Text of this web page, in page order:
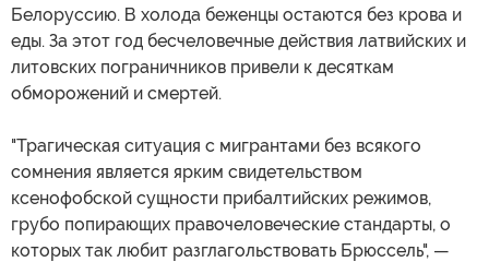
Белоруссию. В холода беженцы остаются без крова и
еды. За этот год бесчеловечные действия латвийских и
литовских пограничников привели к десяткам
обморожений и смертей.
"Трагическая ситуация с мигрантами без всякого
сомнения является ярким свидетельством
ксенофобской сущности прибалтийских режимов,
грубо попирающих правочеловеческие стандарты, о
которых так любит разглагольствовать Брюссель", —